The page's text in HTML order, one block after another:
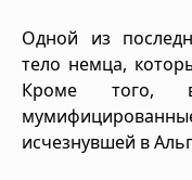
Одной из
тело немца,
Кроме того,
исчезнувшей в